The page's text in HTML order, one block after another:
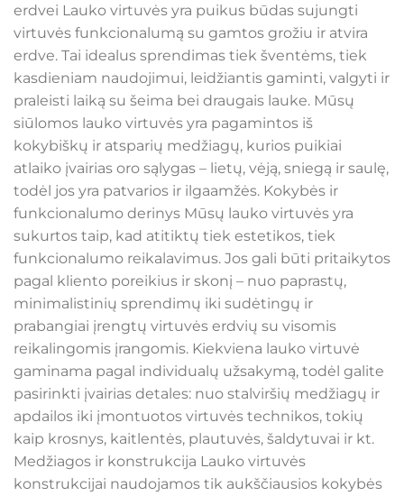
erdvei Lauko virtuvės yra puikus būdas sujungti
virtuvės funkcionalumą su gamtos grožiu ir atvira
erdve. Tai idealus sprendimas tiek šventėms, tiek
kasdieniam naudojimui, leidžiantis gaminti, valgyti ir
praleisti laiką su šeima bei draugais lauke. Mūsų
siūlomos lauko virtuvės yra pagamintos iš
kokybiškų ir atsparių medžiagų, kurios puikiai
atlaiko įvairias oro sąlygas – lietų, vėją, sniegą ir saulę,
todėl jos yra patvarios ir ilgaamžės. Kokybės ir
funkcionalumo derinys Mūsų lauko virtuvės yra
sukurtos taip, kad atitiktų tiek estetikos, tiek
funkcionalumo reikalavimus. Jos gali būti pritaikytos
pagal kliento poreikius ir skonį – nuo paprastų,
minimalistinių sprendimų iki sudėtingų ir
prabangiai įrengtų virtuvės erdvių su visomis
reikalingomis įrangomis. Kiekviena lauko virtuvė
gaminama pagal individualų užsakymą, todėl galite
pasirinkti įvairias detales: nuo stalviršių medžiagų ir
apdailos iki įmontuotos virtuvės technikos, tokių
kaip krosnys, kaitlentės, plautuvės, šaldytuvai ir kt.
Medžiagos ir konstrukcija Lauko virtuvės
konstrukcijai naudojamos tik aukščiausios kokybės